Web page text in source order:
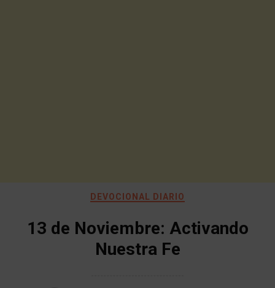
DEVOCIONAL DIARIO
13 de Noviembre: Activando
Nuestra Fe